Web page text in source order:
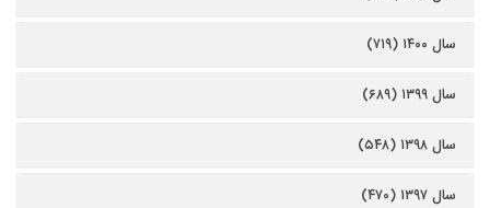
سال ۱۴۰۰ (۷۱۹)
سال ۱۳۹۹ (۶۸۹)
سال ۱۳۹۸ (۵۴۸)
سال ۱۳۹۷ (۴۷۰)